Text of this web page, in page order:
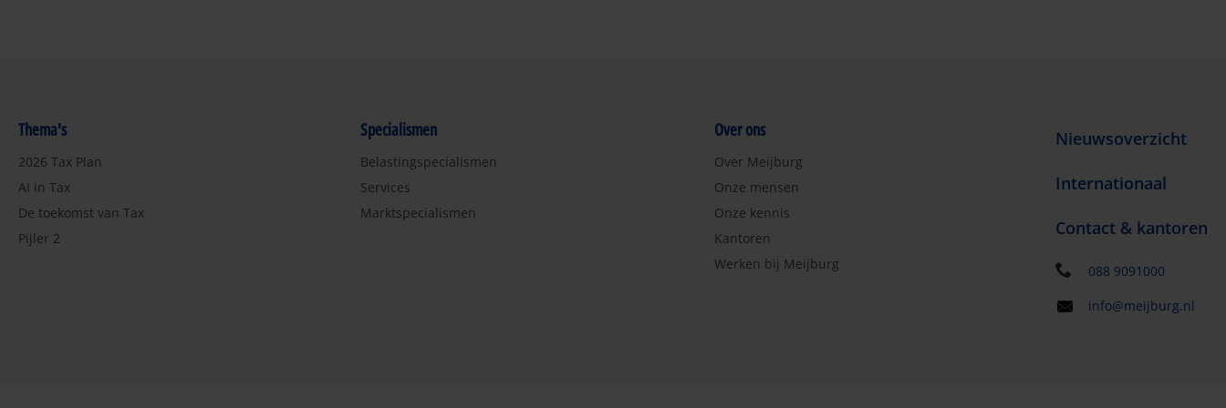
Thema's
2026 Tax Plan
AI in Tax
De toekomst van Tax
Pijler 2
Specialismen
Belastingspecialismen
Services
Marktspecialismen
Over ons
Over Meijburg
Onze mensen
Onze kennis
Kantoren
Werken bij Meijburg
Nieuwsoverzicht
Internationaal
Contact & kantoren
088 9091000
info@meijburg.nl